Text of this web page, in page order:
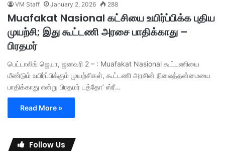
VM Staff January 2, 2026 288
Muafakat Nasional கட்சியை உயிர்ப்பிக்க புதிய
முயற்சி; இது கூட்டணி அரசை பாதிக்காது –
பிரதமர்
பெட்டாலிங் ஜெயா, ஜனவரி 2 – : Muafakat Nasional கூட்டணியை
மீண்டும் உயிர்ப்பிக்கும் முயற்சிகள், கூட்டணி அரசின் நிலைத்தன்மையை
பாதிக்காது என்று பிரதமர் டத்தோ’ ஸ்ரீ…
Read More »
Follow Us